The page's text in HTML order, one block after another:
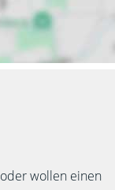
wollen einen